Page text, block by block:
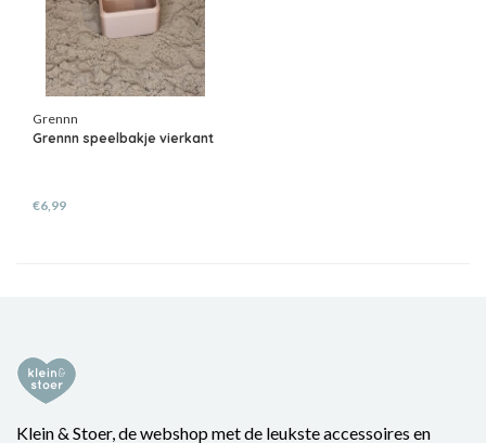
Grennn
Grennn speelbakje vierkant
€6,99
Klein & Stoer, de webshop met de leukste accessoires en